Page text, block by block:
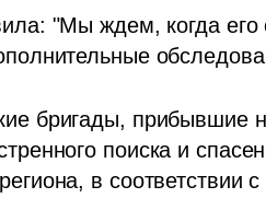
"Мы ждем, когда его
бригады, прибывшие
поиска и
в соответствии